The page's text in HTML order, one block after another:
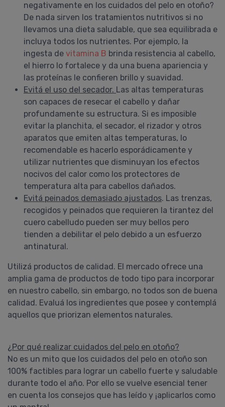
negativamente en los cuidados del pelo en otoño?
De nada sirven los tratamientos nutritivos si no
llevamos una dieta saludable, que sea equilibrada e
incluya todos los nutrientes. Por ejemplo, la
ingesta de vitamina B brinda resistencia al cabello,
el hierro lo fortalece y da una buena apariencia y
las proteínas le confieren brillo y suavidad.
Evitá el uso del secador. Las altas temperaturas
son capaces de resecar el cabello y dañar
profundamente su estructura. Si es imposible
evitar la planchita, el secador, el rizador y otros
aparatos que emiten altas temperaturas, lo
recomendable es hacerlo esporádicamente y
utilizar nutrientes que disminuyan los efectos
nocivos del calor como los protectores de
temperatura alta para cabellos dañados.
Evitá peinados demasiado ajustados. Las trenzas,
recogidos y peinados que requieren la tirantez del
cuero cabelludo pueden ser muy bellos pero
tienden a debilitar el pelo debido a un esfuerzo
antinatural.
Utilizá productos de calidad. El mercado ofrece una
amplia gama de productos de todo tipo para incorporar
en nuestro cabello, sin embargo, no todos son de buena
calidad. Evaluá los ingredientes que posee y contemplá
aquellos que priorizan elementos naturales.
¿Por qué realizar cuidados del pelo en otoño?
No es un mito que los cuidados del pelo en otoño son
100% factibles para lograr un cabello fuerte y saludable
durante todo el año. Por ello se vuelve esencial tener
en cuenta los consejos que has leído y ¡aplicarlos como